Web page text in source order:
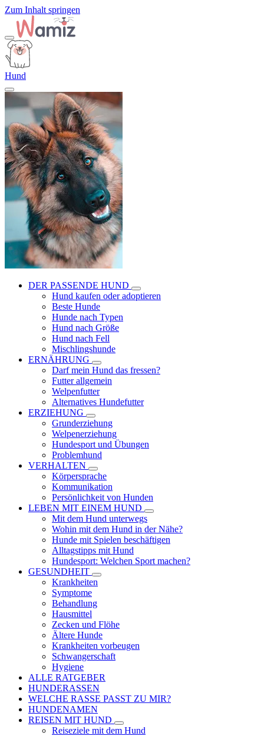
Zum Inhalt springen
Hund
DER PASSENDE HUND
Hund kaufen oder adoptieren
Beste Hunde
Hunde nach Typen
Hund nach Größe
Hund nach Fell
Mischlingshunde
ERNÄHRUNG
Darf mein Hund das fressen?
Futter allgemein
Welpenfutter
Alternatives Hundefutter
ERZIEHUNG
Grunderziehung
Welpenerziehung
Hundesport und Übungen
Problemhund
VERHALTEN
Körpersprache
Kommunikation
Persönlichkeit von Hunden
LEBEN MIT EINEM HUND
Mit dem Hund unterwegs
Wohin mit dem Hund in der Nähe?
Hunde mit Spielen beschäftigen
Alltagstipps mit Hund
Hundesport: Welchen Sport machen?
GESUNDHEIT
Krankheiten
Symptome
Behandlung
Hausmittel
Zecken und Flöhe
Ältere Hunde
Krankheiten vorbeugen
Schwangerschaft
Hygiene
ALLE RATGEBER
HUNDERASSEN
WELCHE RASSE PASST ZU MIR?
HUNDENAMEN
REISEN MIT HUND
Reiseziele mit dem Hund